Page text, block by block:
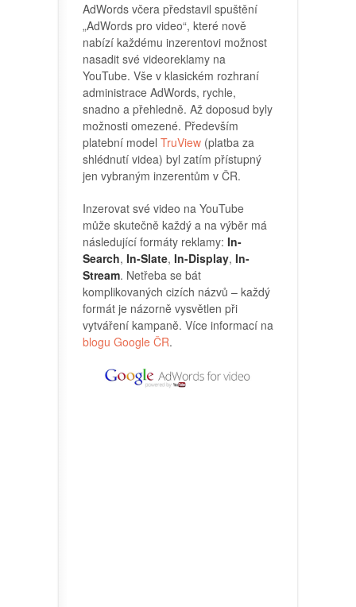
AdWords včera představil spuštění
„AdWords pro video“, které nově
nabízí každému inzerentovi možnost
nasadit své videoreklamy na
YouTube. Vše v klasickém rozhraní
administrace AdWords, rychle,
snadno a přehledně. Až doposud byly
možnosti omezené. Především
platební model TruView (platba za
shlédnutí videa) byl zatím přístupný
jen vybraným inzerentům v ČR.
Inzerovat své video na YouTube
může skutečně každý a na výběr má
následující formáty reklamy: In-
Search, In-Slate, In-Display, In-
Stream. Netřeba se bát
komplikovaných cizích názvů – každý
formát je názorně vysvětlen při
vytváření kampaně. Více informací na
blogu Google ČR.